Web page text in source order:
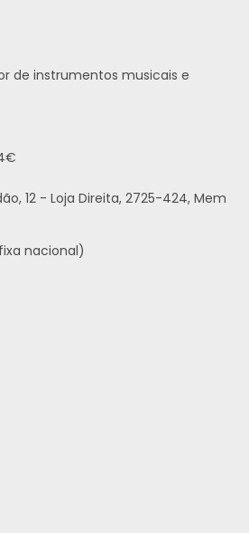
de instrumentos musicais e
12 - Loja Direita, 2725-424, Mem
nacional)